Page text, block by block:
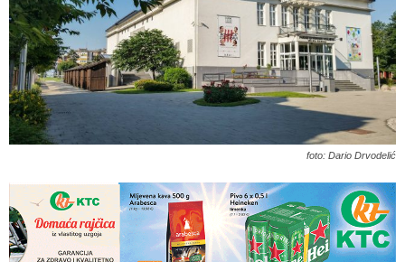
foto: Dario Drvodelić